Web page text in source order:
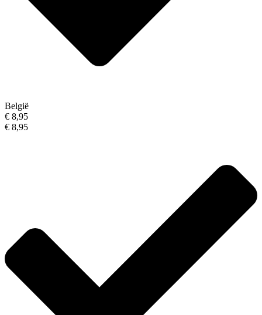
België
€ 8,95
€ 8,95